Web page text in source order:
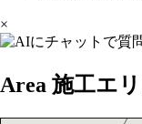
×
Area 施工エ